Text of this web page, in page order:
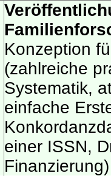
Konzeption
(zahlreiche
Systematik,
einfache
einer ISSN,
Finanzierung)